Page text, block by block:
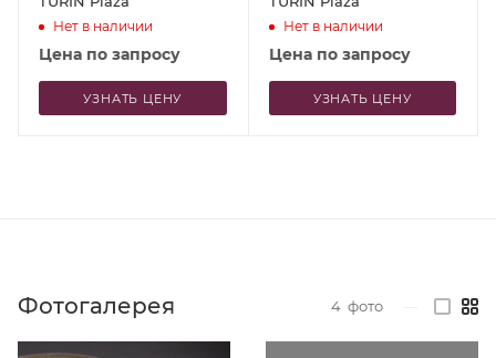
Нет в наличии
Цена по запросу
УЗНАТЬ ЦЕНУ
Нет в наличии
Цена по запросу
УЗНАТЬ ЦЕНУ
Фотогалерея 4 фото